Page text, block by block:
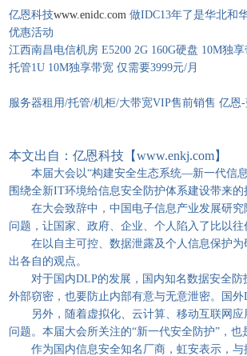
亿恩科技www.enidc.com 做IDC13年了是华北和
优惠活动
江西南昌电信机房 E5200 2G 160G硬盘 10M独
托管1U 10M独享带宽 仅需要3999元/月
服务器租用/托管/机柜/大带宽VIP售前销售 亿恩-
本文出自：亿恩科技【www.enkj.com】
本届大会以“构建安全生态系统—新一代信息
围绕全新IT环境给信息安全防护体系建设带来的
在大会致辞中，中国电子信息产业发展研究
问题，让国家、政府、企业、个人陷入了比以
在以自主可控、数据泄露及个人信息保护为
出各自的观点。
对于国内DLP的发展，国内知名数据安全防
外部窃密，也要防止内部有意与无意泄密。国
另外，随着虚拟化、云计算、移动互联网应
问题。本届大会所关注的“新一代安全防护”，
作为国内信息安全知名厂商，虹安表示，与